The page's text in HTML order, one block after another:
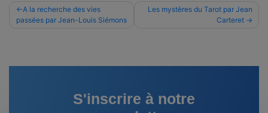
Navigation
de
A la recherche des vies
passées par Jean-Louis Siémons
Les mystères du Tarot par Jean
Carteret
S'inscrire à notre